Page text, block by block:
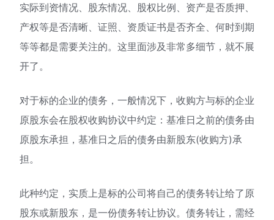
实际到资情况、股东情况、股权比例、资产是否质押、
产权等是否清晰、证照、资质证书是否齐全、何时到期
等等都是需要关注的。这里面涉及非常多细节，就不展
开了。
对于标的企业的债务，一般情况下，收购方与标的企业
原股东会在股权收购协议中约定：基准日之前的债务由
原股东承担，基准日之后的债务由新股东(收购方)承
担。
此种约定，实质上是标的公司将自己的债务转让给了原
股东或新股东，是一份债务转让协议。债务转让，需经